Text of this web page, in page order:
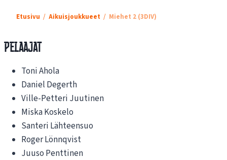
Etusivu Aikuisjoukkueet Miehet 2 (3DIV)
Pelaajat
Toni Ahola
Daniel Degerth
Ville-Petteri Juutinen
Miska Koskelo
Santeri Lähteensuo
Roger Lönnqvist
Juuso Penttinen